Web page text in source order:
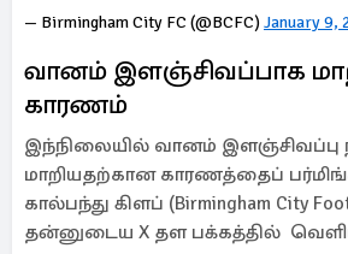
— Birmingham City FC (@BCFC) January 9,
வானம் இளஞ்சிவப்பாக
காரணம்
இந்நிலையில் வானம் இளஞ்சிவப்பு
மாறியதற்கான காரணத்தைப்
கால்பந்து கிளப் (Birmingham City
தன்னுடைய X தள பக்கத்தில்